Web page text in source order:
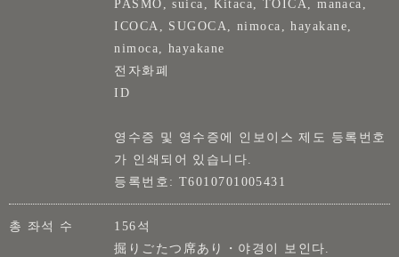
PASMO, suica, Kitaca, TOICA, manaca,
ICOCA, SUGOCA, nimoca, hayakane,
nimoca, hayakane
전자화폐
ID
영수증 및 영수증에 인보이스 제도 등록번호
가 인쇄되어 있습니다.
등록번호: T6010701005431
총 좌석 수
156석
掘りごたつ席あり・야경이 보인다.